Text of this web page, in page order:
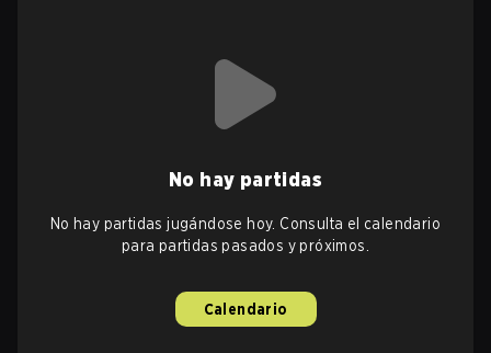
No hay partidas
No hay partidas jugándose hoy. Consulta el calendario
para partidas pasados y próximos.
Calendario